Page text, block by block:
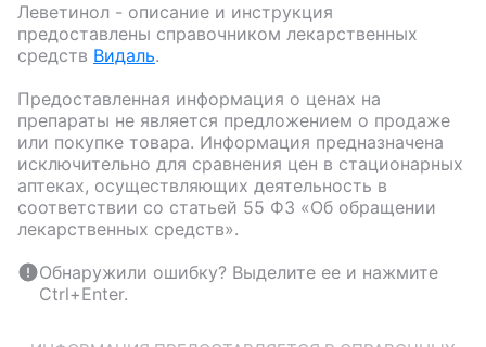
Леветинол - описание и инструкция
предоставлены справочником лекарственных
средств Видаль.
Предоставленная информация о ценах на
препараты не является предложением о продаже
или покупке товара. Информация предназначена
исключительно для сравнения цен в стационарных
аптеках, осуществляющих деятельность в
соответствии со статьей 55 ФЗ «Об обращении
лекарственных средств».
Обнаружили ошибку? Выделите ее и нажмите
Ctrl+Enter.